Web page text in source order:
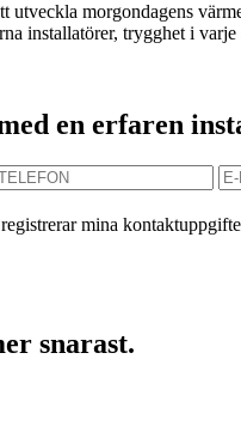
utveckla morgondagens
installatörer, trygghet i varje
en erfaren
mina
snarast.